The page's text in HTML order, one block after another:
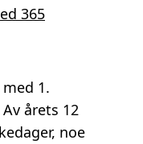
365
1.
årets 12
noe